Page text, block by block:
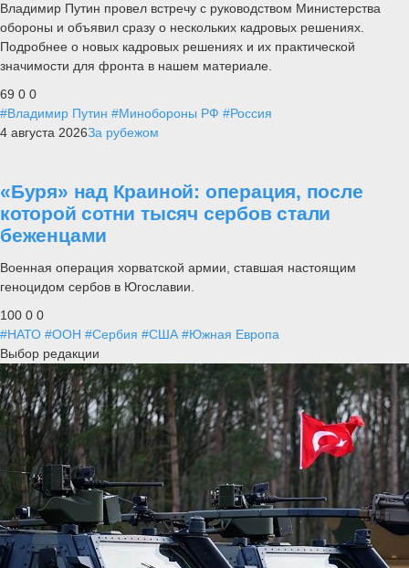
Владимир Путин провел встречу с руководством Министерства
обороны и объявил сразу о нескольких кадровых решениях.
Подробнее о новых кадровых решениях и их практической
значимости для фронта в нашем материале.
69 0 0
#Владимир Путин #Минобороны РФ #Россия
4 августа 2026За рубежом
«Буря» над Краиной: операция, после
которой сотни тысяч сербов стали
беженцами
Военная операция хорватской армии, ставшая настоящим
геноцидом сербов в Югославии.
100 0 0
#НАТО #ООН #Сербия #США #Южная Европа
Выбор редакции